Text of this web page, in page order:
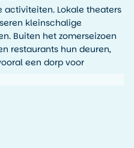
activiteiten. Lokale theaters
kleinschalige
Buiten het zomerseizoen
restaurants hun deuren,
een dorp voor
kan het snel afkoelen,